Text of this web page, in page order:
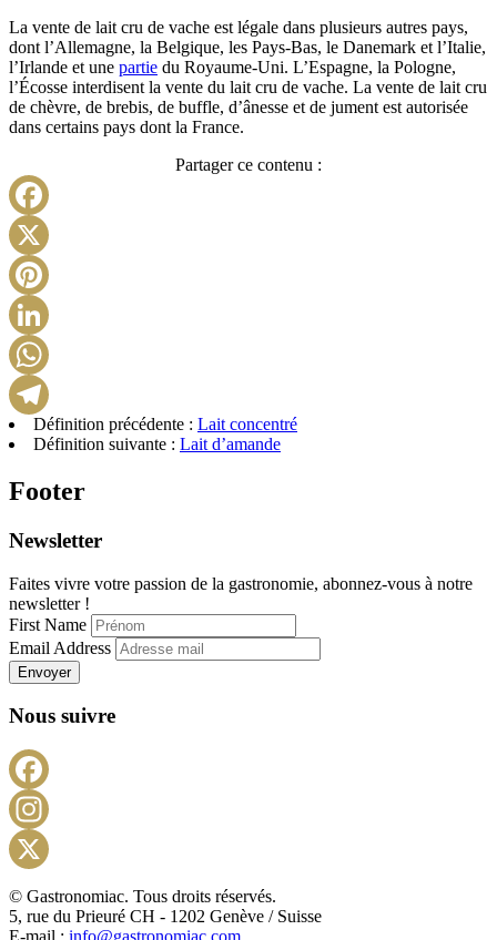
La vente de lait cru de vache est légale dans plusieurs autres pays,
dont l’Allemagne, la Belgique, les Pays-Bas, le Danemark et l’Italie,
l’Irlande et une partie du Royaume-Uni. L’Espagne, la Pologne,
l’Écosse interdisent la vente du lait cru de vache. La vente de lait cru
de chèvre, de brebis, de buffle, d’ânesse et de jument est autorisée
dans certains pays dont la France.
Partager ce contenu :
Telegram
Définition précédente : Lait concentré
Définition suivante : Lait d’amande
Footer
Newsletter
Faites vivre votre passion de la gastronomie, abonnez-vous à notre
newsletter !
First Name
Email Address
Envoyer
Nous suivre
X
© Gastronomiac. Tous droits réservés.
5, rue du Prieuré CH - 1202 Genève / Suisse
E-mail : info@gastronomiac.com